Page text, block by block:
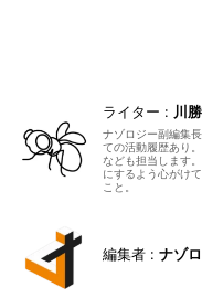
川
ナゾロジー副編集
ての活動履歴あり
なども担当します
にするよう心がけ
こと。
ナゾ